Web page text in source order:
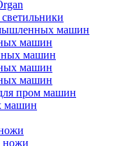
машин
машин
машин
машин
машин
пром машин
машин
ножи